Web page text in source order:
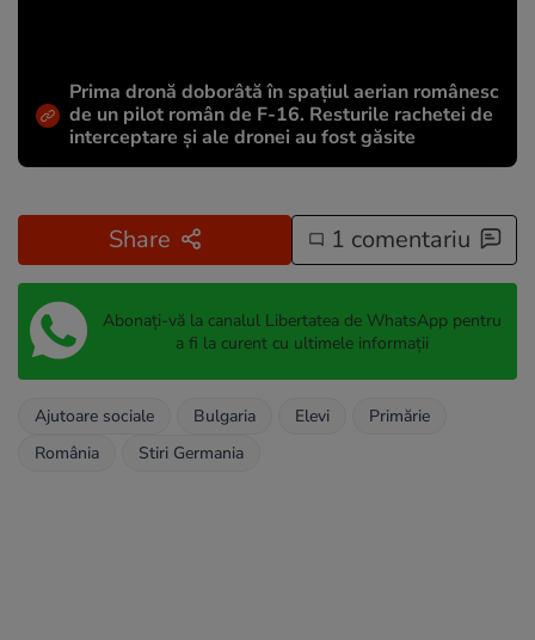
Prima dronă doborâtă în spațiul aerian românesc
de un pilot român de F-16. Resturile rachetei de
interceptare și ale dronei au fost găsite
Share 1 comentariu
Abonați-vă la canalul Libertatea de WhatsApp pentru
a fi la curent cu ultimele informații
Ajutoare sociale Bulgaria Elevi
Primărie
România
Stiri Germania